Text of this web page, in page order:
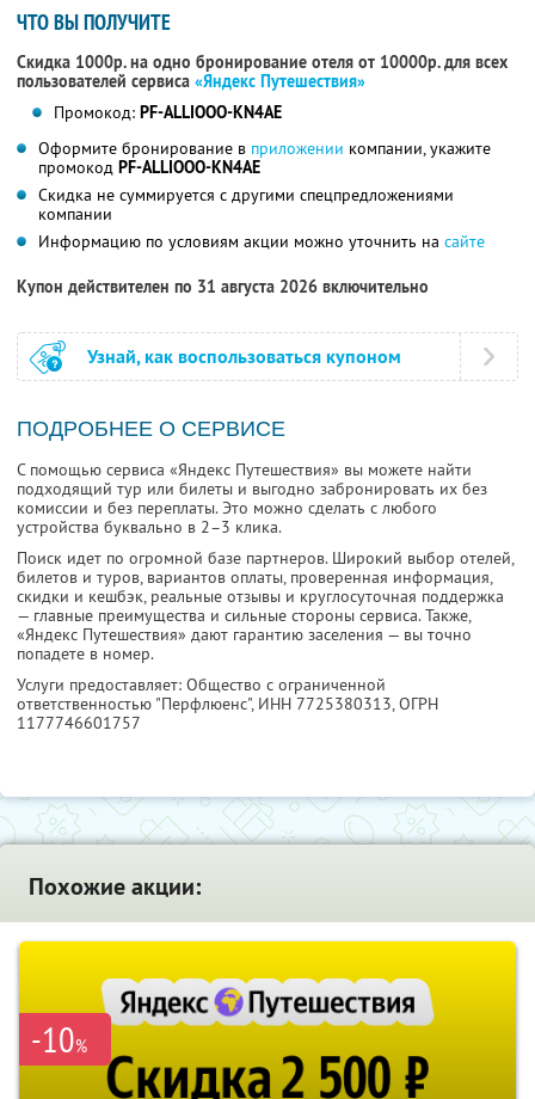
ЧТО ВЫ ПОЛУЧИТЕ
Скидка 1000р. на одно бронирование отеля от 10000р. для всех
пользователей сервиса «Яндекс Путешествия»
Промокод: PF-ALLIOOO-KN4AE
Оформите бронирование в приложении компании, укажите
промокод PF-ALLIOOO-KN4AE
Скидка не суммируется с другими спецпредложениями
компании
Информацию по условиям акции можно уточнить на сайте
Купон действителен по 31 августа 2026 включительно
Узнай, как воспользоваться купоном
ПОДРОБНЕЕ О СЕРВИСЕ
С помощью сервиса «Яндекс Путешествия» вы можете найти
подходящий тур или билеты и выгодно забронировать их без
комиссии и без переплаты. Это можно сделать с любого
устройства буквально в 2–3 клика.
Поиск идет по огромной базе партнеров. Широкий выбор отелей,
билетов и туров, вариантов оплаты, проверенная информация,
скидки и кешбэк, реальные отзывы и круглосуточная поддержка
— главные преимущества и сильные стороны сервиса. Также,
«Яндекс Путешествия» дают гарантию заселения — вы точно
попадете в номер.
Услуги предоставляет: Общество с ограниченной
ответственностью "Перфлюенс", ИНН 7725380313, ОГРН
1177746601757
Похожие акции:
-10%